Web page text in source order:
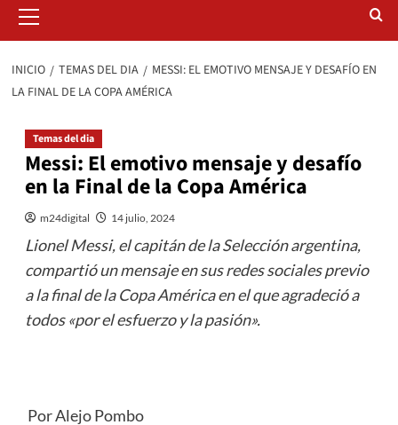
primario
INICIO TEMAS DEL DIA
MESSI: EL EMOTIVO MENSAJE Y DESAFÍO EN
LA FINAL DE LA COPA AMÉRICA
Temas del dia
Messi: El emotivo mensaje y desafío
en la Final de la Copa América
m24digital 14 julio, 2024
Lionel Messi, el capitán de la Selección argentina,
compartió un mensaje en sus redes sociales previo
a la final de la Copa América en el que agradeció a
todos «por el esfuerzo y la pasión».
Por Alejo Pombo